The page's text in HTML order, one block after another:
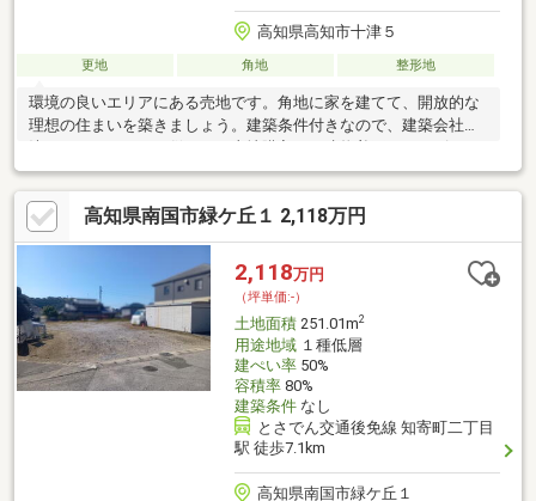
高知県高知市十津５
更地 角地 整形地
環境の良いエリアにある売地です。角地に家を建てて、開放的な
理想の住まいを築きましょう。建築条件付きなので、建築会社が
ィーに進められます。土地面積は173.78㎡(52坪)です。ゆとりの
敷地設計により大容量の収納と開放的なLDKを両立させて家族が
笑顔で寛げる空間を実現できます。
高知県南国市緑ケ丘１ 2,118万円
2,118万円
（坪単価:-）
土地面積251.01m2
用途地域１種低層
建ぺい率50%
容積率80%
建築条件なし
とさでん交通後免線 知寄町二丁目
駅 徒歩7.1km
高知県南国市緑ケ丘１